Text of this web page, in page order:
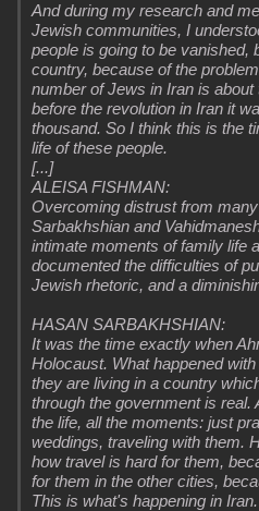
And during my research and
Jewish communities, I
people is going to be vanished,
country, because of the
number of Jews in Iran is
before the revolution in Iran it
thousand. So I think this is the
life of these people.
[...]
ALEISA FISHMAN:
Overcoming distrust from
Sarbakhshian and
intimate moments of family life
documented the difficulties of
Jewish rhetoric, and a
HASAN SARBAKHSHIAN:
It was the time exactly when
Holocaust. What happened
they are living in a country
through the government is real.
the life, all the moments: just
weddings, traveling with them.
how travel is hard for them,
for them in the other cities,
This is what's happening in Iran.